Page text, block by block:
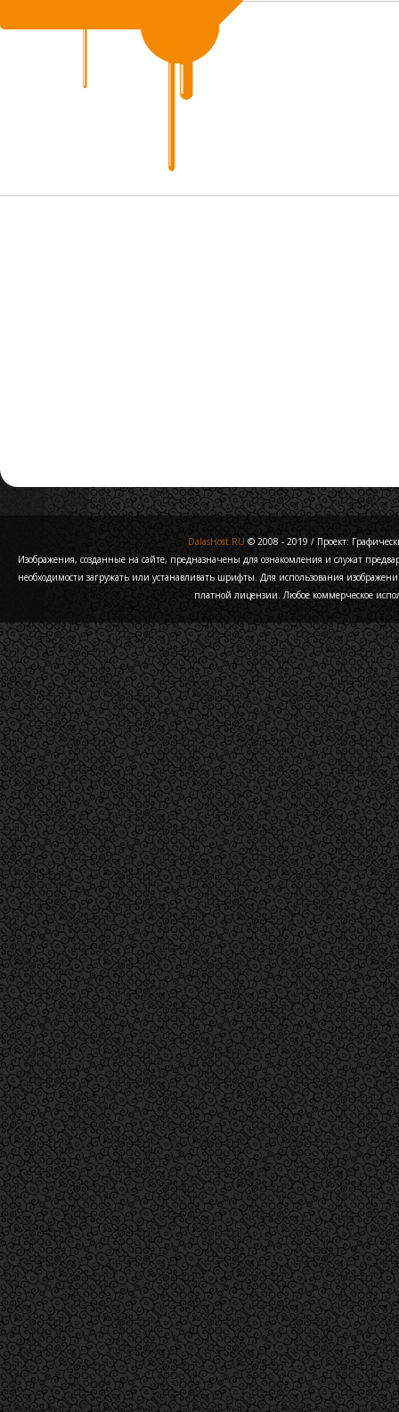
DalasHost.RU © 2008 - 2019 / Проект:
Изображения, созданные на сайте, предназначены для ознакомления и служат
необходимости загружать или устанавливать шрифты. Для использования
платной лицензии. Любое коммерческое